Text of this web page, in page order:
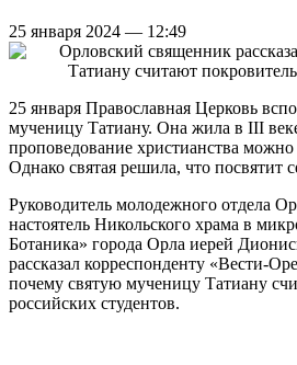
25 января 2024 — 12:49
25 января Православная Церковь
мученицу Татиану. Она жила в III
проповедование христианства
Однако святая решила, что посвятит
Руководитель молодежного отдела
настоятель Никольского храма в
Ботаника» города Орла иерей
рассказал корреспонденту «Вести-
почему святую мученицу Татиану
российских студентов.